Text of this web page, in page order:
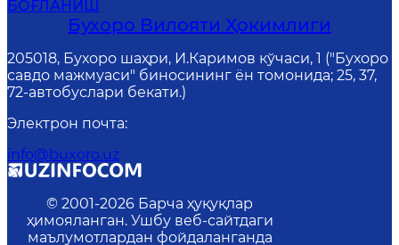
БОҒЛАНИШ
Бухоро Вилояти Ҳокимлиги
205018, Бухоро шаҳри, И.Каримов кўчаси, 1 ("Бухоро
савдо мажмуаси" биносининг ён томонида; 25, 37,
72-автобуслари бекати.)
Электрон почта:
info@buxoro.uz
© 2001-2026 Барча ҳуқуқлар
ҳимояланган. Ушбу веб-сайтдаги
маълумотлардан фойдаланганда